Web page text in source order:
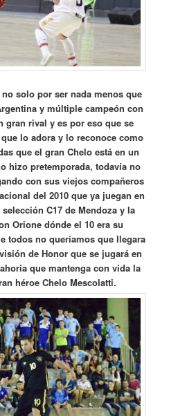
solo por ser nada menos que
y múltiple campeón con
gran rival y es por eso que se
lo adora y lo reconoce como
que el gran Chelo está en un
hizo pretemporada, todavía no
con sus viejos compañeros
del 2010 que ya juegan en
C17 de Mendoza y la
Orione dónde el 10 era su
todos no queríamos que llegara
de Honor que se jugará en
que mantenga con vida la
héroe Chelo Mescolatti.